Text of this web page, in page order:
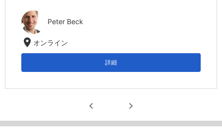
Peter Beck
location_on オンライン
詳細
chevron_left chevron_right